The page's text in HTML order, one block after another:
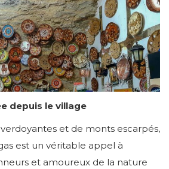
depuis le village
et de monts escarpés,
est un véritable appel à
et amoureux de la nature